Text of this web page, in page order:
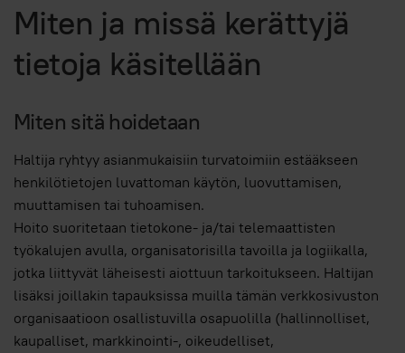
Miten ja missä kerättyjä
tietoja käsitellään
Miten sitä hoidetaan
Haltija ryhtyy asianmukaisiin turvatoimiin estääkseen
henkilötietojen luvattoman käytön, luovuttamisen,
muuttamisen tai tuhoamisen.
Hoito suoritetaan tietokone- ja/tai telemaattisten
työkalujen avulla, organisatorisilla tavoilla ja logiikalla,
jotka liittyvät läheisesti aiottuun tarkoitukseen. Haltijan
lisäksi joillakin tapauksissa muilla tämän verkkosivuston
organisaatioon osallistuvilla osapuolilla (hallinnolliset,
kaupalliset, markkinointi-, oikeudelliset,